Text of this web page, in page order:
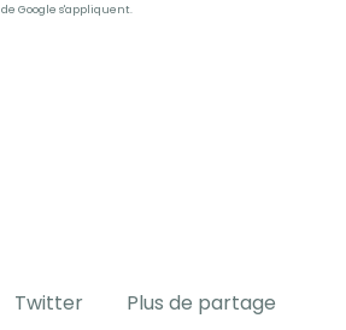
de Google s'appliquent.
Twitter Plus de partage